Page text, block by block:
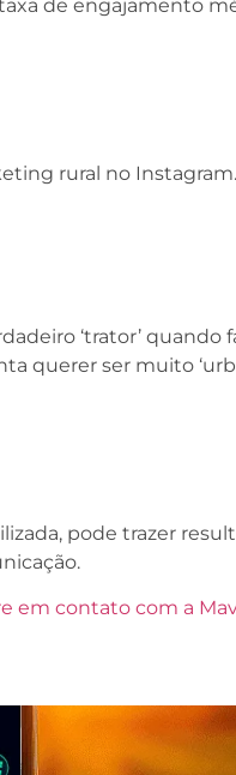
de engajamento
rural no
‘trator’ quando
querer ser muito
pode trazer
em contato com a